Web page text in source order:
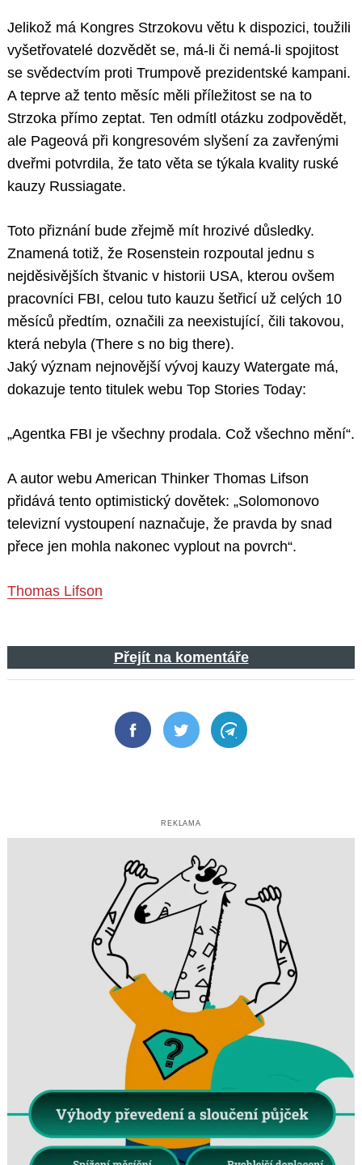
Jelikož má Kongres Strzokovu větu k dispozici, toužili
vyšetřovatelé dozvědět se, má-li či nemá-li spojitost
se svědectvím proti Trumpově prezidentské kampani.
A teprve až tento měsíc měli příležitost se na to
Strzoka přímo zeptat. Ten odmítl otázku zodpovědět,
ale Pageová při kongresovém slyšení za zavřenými
dveřmi potvrdila, že tato věta se týkala kvality ruské
kauzy Russiagate.
Toto přiznání bude zřejmě mít hrozivé důsledky.
Znamená totiž, že Rosenstein rozpoutal jednu s
nejděsivějších štvanic v historii USA, kterou ovšem
pracovníci FBI, celou tuto kauzu šetřicí už celých 10
měsíců předtím, označili za neexistující, čili takovou,
která nebyla (There s no big there).
Jaký význam nejnovější vývoj kauzy Watergate má,
dokazuje tento titulek webu Top Stories Today:
„Agentka FBI je všechny prodala. Což všechno mění“.
A autor webu American Thinker Thomas Lifson
přidává tento optimistický dovětek: „Solomonovo
televizní vystoupení naznačuje, že pravda by snad
přece jen mohla nakonec vyplout na povrch“.
Thomas Lifson
Přejít na komentáře
FacebookTwitter Telegram
REKLAMA